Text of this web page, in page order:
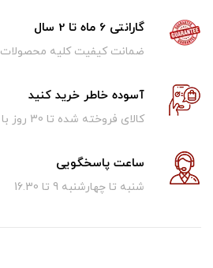
گارانتی 6 ماه تا 2 سال
ضمانت کیفیت کلیه محصولات
آسوده خاطر خرید کنید
کالای فروخته شده تا 30 روز با احترام پس گرفته می شود.
ساعت پاسخگویی
شنبه تا چهارشنبه 9 تا 16.30